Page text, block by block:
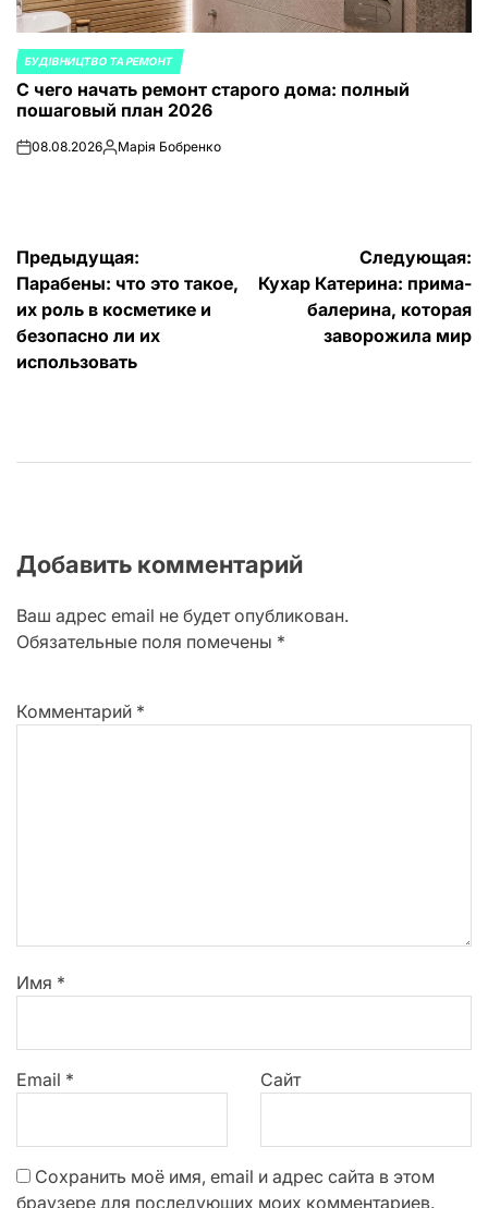
ОПУБЛИКОВАНО
В
БУДІВНИЦТВО ТА РЕМОНТ
С чего начать ремонт старого дома: полный
пошаговый план 2026
on08.08.2026Запись
Марія Бобренко
Навигация
по
записям
Предыдущая:
Парабены: что это такое,
их роль в косметике и
безопасно ли их
использовать
Следующая:
Кухар Катерина: прима-
балерина, которая
заворожила мир
Добавить комментарий
Ваш адрес email не будет опубликован.
Обязательные поля помечены *
Комментарий *
Имя *
Email * Сайт
Сохранить моё имя, email и адрес сайта в этом
браузере для последующих моих комментариев.